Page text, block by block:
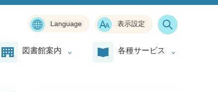
Language 表示設定
図書館案内 各種サービス